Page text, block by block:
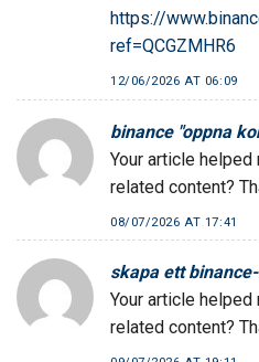
https://
ref=QCGZMHR6
12/06/2026 AT 06:09
binance "oppna
Your article
related content?
08/07/2026 AT 17:41
skapa ett
Your article
related content?